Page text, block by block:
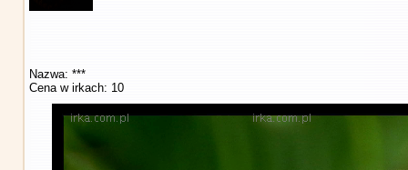
Nazwa: ***
Cena w irkach: 10